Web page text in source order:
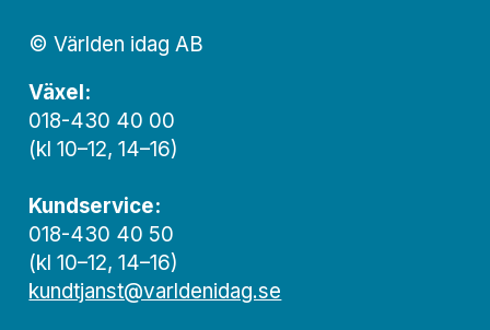
© Världen idag AB
Växel:
018-430 40 00
(kl 10–12, 14–16)
Kundservice:
018-430 40 50
(kl 10–12, 14–16)
kundtjanst@varldenidag.se